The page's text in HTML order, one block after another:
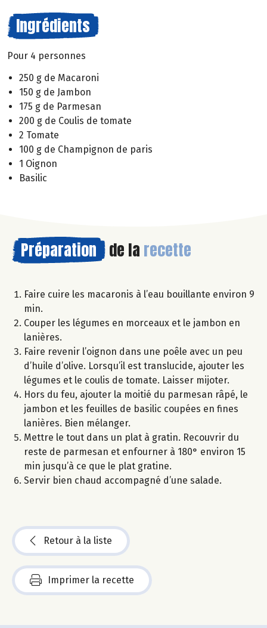
Ingrédients
Pour 4 personnes
250 g de Macaroni
150 g de Jambon
175 g de Parmesan
200 g de Coulis de tomate
2 Tomate
100 g de Champignon de paris
1 Oignon
Basilic
Préparation de la recette
Faire cuire les macaronis à l’eau bouillante environ 9
min.
Couper les légumes en morceaux et le jambon en
lanières.
Faire revenir l’oignon dans une poêle avec un peu
d’huile d’olive. Lorsqu’il est translucide, ajouter les
légumes et le coulis de tomate. Laisser mijoter.
Hors du feu, ajouter la moitié du parmesan râpé, le
jambon et les feuilles de basilic coupées en fines
lanières. Bien mélanger.
Mettre le tout dans un plat à gratin. Recouvrir du
reste de parmesan et enfourner à 180° environ 15
min jusqu’à ce que le plat gratine.
Servir bien chaud accompagné d’une salade.
Retour à la liste
Imprimer la recette